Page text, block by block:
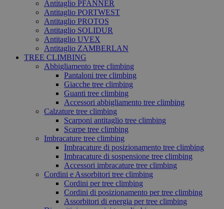
Antitaglio PFANNER
Antitaglio PORTWEST
Antitaglio PROTOS
Antitaglio SOLIDUR
Antitaglio UVEX
Antitaglio ZAMBERLAN
TREE CLIMBING
Abbigliamento tree climbing
Pantaloni tree climbing
Giacche tree climbing
Guanti tree climbing
Accessori abbigliamento tree climbing
Calzature tree climbing
Scarponi antitaglio tree climbing
Scarpe tree climbing
Imbracature tree climbing
Imbracature di posizionamento tree climbing
Imbracature di sospensione tree climbing
Accessori imbracature tree climbing
Cordini e Assorbitori tree climbing
Cordini per tree climbing
Cordini di posizionamento per tree climbing
Assorbitori di energia per tree climbing